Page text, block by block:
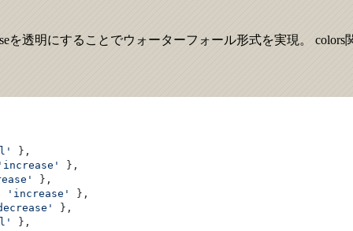
を透明にすることでウォーターフォール形式を実現。
},
},
},
'increase'
},
},
},